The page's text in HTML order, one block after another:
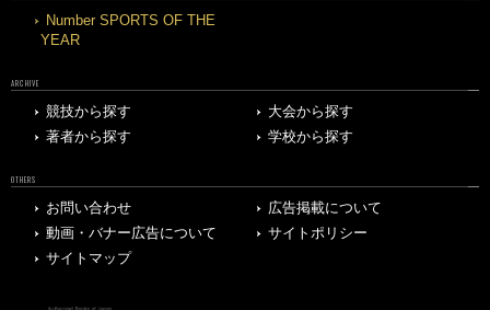
Number SPORTS OF THE
YEAR
ARCHIVE
競技から探す
大会から探す
著者から探す
学校から探す
OTHERS
お問い合わせ
広告掲載について
動画・バナー広告について
サイトポリシー
サイトマップ